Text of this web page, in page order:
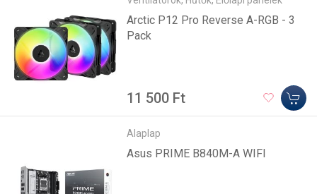
Arctic P12 Pro Reverse A-RGB - 3
Pack
11 500 Ft
Alaplap
Asus PRIME B840M-A WIFI